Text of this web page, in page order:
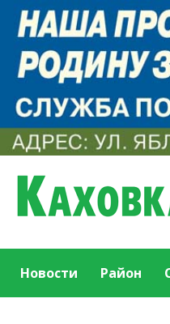
Новости Район